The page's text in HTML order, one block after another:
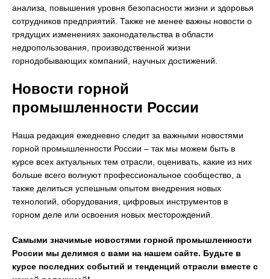
анализа, повышения уровня безопасности жизни и здоровья
сотрудников предприятий. Также не менее важны новости о
грядущих изменениях законодательства в области
недропользования, производственной жизни
горнодобывающих компаний, научных достижений.
Новости горной
промышленности России
Наша редакция ежедневно следит за важными новостями
горной промышленности России – так мы можем быть в
курсе всех актуальных тем отрасли, оценивать, какие из них
больше всего волнуют профессиональное сообщество, а
также делиться успешным опытом внедрения новых
технологий, оборудования, цифровых инструментов в
горном деле или освоения новых месторождений.
Самыми значимые новостями горной промышленности
России мы делимся с вами на нашем сайте. Будьте в
курсе последних событий и тенденций отрасли вместе с